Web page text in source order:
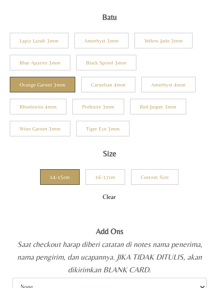
Batu
Lapiz Lazuli 3mm Amethyst 3mm Yellow Jade 3mm
Blue Apatite 3mm Black Spinel 3mm
Orange Garnet 3mm Carnelian 4mm Amethyst 4mm
Rhodonite 4mm Prehnite 3mm Red Jasper 3mm
Wine Garnet 3mm Tiger Eye 3mm
Size
14-15cm 16-17cm Custom Size
Clear
Add Ons
Saat checkout harap diberi catatan di notes nama penerima,
nama pengirim, dan ucapannya. JIKA TIDAK DITULIS, akan
dikirimkan BLANK CARD.